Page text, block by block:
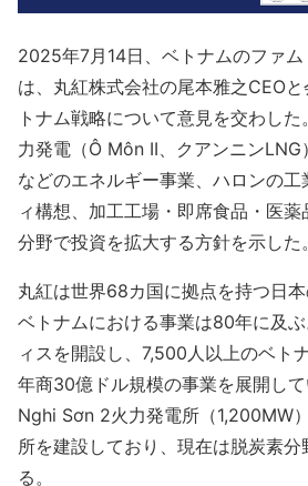
2025年7月14日、ベトナムのファ
は、丸紅株式会社の尾本雅之CEO
トナム戦略について意見を交わし
力発電（Ô Môn II、クアンニン
などのエネルギー事業、ハロンの
ィ構想、加工工場・即席食品・医
分野で投資を拡大する方針を示した。
丸紅は世界68カ国に拠点を持つ日本
ベトナムにおける事業は80年に及
ィスを開設し、7,500人以上のベト
年商30億ドル規模の事業を展開し
Nghi Sơn 2火力発電所（1,200MW
所を建設しており、現在は脱炭素
る。